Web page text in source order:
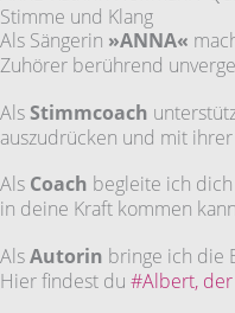
Stimme und Klang
Als Sängerin »ANNA«
Zuhörer berührend
AlsStimmcoach
auszudrücken und mit
Als Coach begleite ich
in deine Kraft kommen
AlsAutorin bringe ich die
Hier findest du #Albert,